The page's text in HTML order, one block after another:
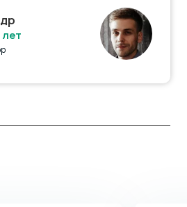
лет